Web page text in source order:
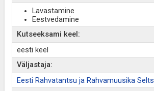
Lavastamine
Eestvedamine
Kutseeksami keel:
eesti keel
Väljastaja:
Eesti Rahvatantsu ja Rahvamuusika Selts